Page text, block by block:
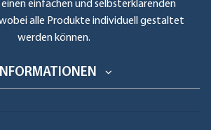
einfachen und selbsterklärenden
alle Produkte individuell gestaltet
werden können.
INFORMATIONEN